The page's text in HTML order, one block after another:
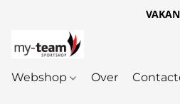
Webshop Over